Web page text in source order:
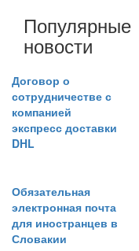
Популярные
новости
Договор о
сотрудничестве с
компанией
экспресс доставки
DHL
Обязательная
электронная почта
для иностранцев в
Словакии